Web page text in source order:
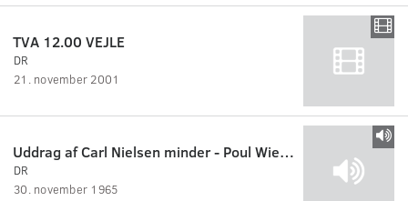
TVA 12.00 VEJLE
DR
21. november 2001
Uddrag af Carl Nielsen minder - Poul Wiedemann
DR
30. november 1965